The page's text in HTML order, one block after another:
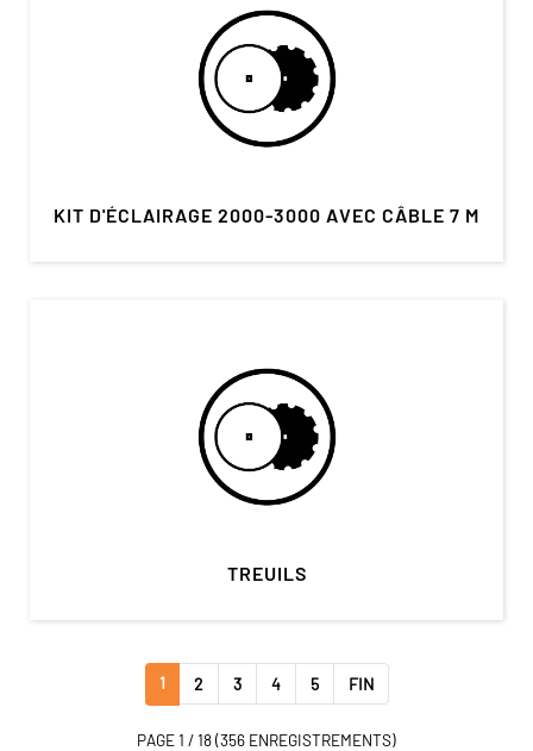
KIT D'ÉCLAIRAGE 2000-3000 AVEC CÂBLE 7 M
TREUILS
1 2 3 4 5 FIN
PAGE 1 / 18 (356 ENREGISTREMENTS)